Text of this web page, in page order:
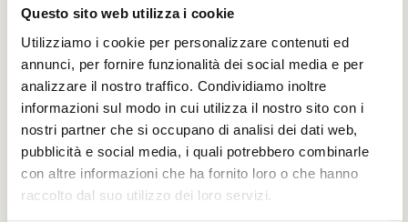
Questo sito web utilizza i cookie
Utilizziamo i cookie per personalizzare contenuti ed
annunci, per fornire funzionalità dei social media e per
analizzare il nostro traffico. Condividiamo inoltre
informazioni sul modo in cui utilizza il nostro sito con i
nostri partner che si occupano di analisi dei dati web,
pubblicità e social media, i quali potrebbero combinarle
con altre informazioni che ha fornito loro o che hanno
raccolto dal suo utilizzo dei loro servizi.
Con il contributo di
Charity partner
Paese ospite d'onore